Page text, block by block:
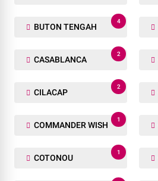
BUTON TENGAH
4
CASABLANCA
2
CILACAP
2
COMMANDER WISH
1
COTONOU
1